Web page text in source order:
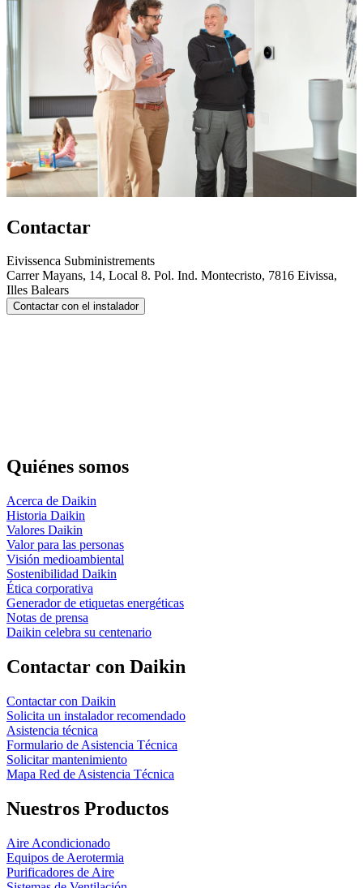
Contactar
Eivissenca Subministrements
Carrer Mayans, 14, Local 8. Pol. Ind. Montecristo, 7816 Eivissa,
Illes Balears
Contactar con el instalador
Quiénes somos
Acerca de Daikin
Historia Daikin
Valores Daikin
Valor para las personas
Visión medioambiental
Sostenibilidad Daikin
Ética corporativa
Generador de etiquetas energéticas
Notas de prensa
Daikin celebra su centenario
Contactar con Daikin
Contactar con Daikin
Solicita un instalador recomendado
Asistencia técnica
Formulario de Asistencia Técnica
Solicitar mantenimiento
Mapa Red de Asistencia Técnica
Nuestros Productos
Aire Acondicionado
Equipos de Aerotermia
Purificadores de Aire